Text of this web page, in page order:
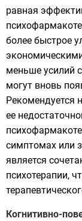
равная
более быстрое
меньше усилий
могут вновь
Рекомендуется
ее
симптомах или
является
психотерапии,
Когнитивно-